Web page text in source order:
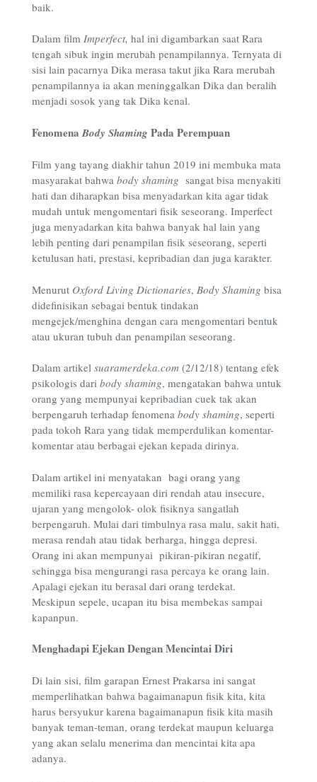
baik.
Dalam film Imperfect, hal ini digambarkan saat Rara
tengah sibuk ingin merubah penampilannya. Ternyata di
sisi lain pacarnya Dika merasa takut jika Rara merubah
penampilannya ia akan meninggalkan Dika dan beralih
menjadi sosok yang tak Dika kenal.
FenomenaBody Shaming Pada Perempuan
Film yang tayang diakhir tahun 2019 ini membuka mata
masyarakat bahwa body shaming sangat bisa menyakiti
hati dan diharapkan bisa menyadarkan kita agar tidak
mudah untuk mengomentari fisik seseorang. Imperfect
juga menyadarkan kita bahwa banyak hal lain yang
lebih penting dari penampilan fisik seseorang, seperti
ketulusan hati, prestasi, kepribadian dan juga karakter.
Menurut Oxford Living Dictionaries, Body Shaming bisa
didefinisikan sebagai bentuk tindakan
mengejek/menghina dengan cara mengomentari bentuk
atau ukuran tubuh dan penampilan seseorang.
Dalam artikel suaramerdeka.com (2/12/18) tentang efek
psikologis dari body shaming, mengatakan bahwa untuk
orang yang mempunyai kepribadian cuek tak akan
berpengaruh terhadap fenomena body shaming, seperti
pada tokoh Rara yang tidak memperdulikan komentar-
komentar atau berbagai ejekan kepada dirinya.
Dalam artikel ini menyatakan bagi orang yang
memiliki rasa kepercayaan diri rendah atau insecure,
ujaran yang mengolok- olok fisiknya sangatlah
berpengaruh. Mulai dari timbulnya rasa malu, sakit hati,
merasa rendah atau tidak berharga, hingga depresi.
Orang ini akan mempunyai pikiran-pikiran negatif,
sehingga bisa mengurangi rasa percaya ke orang lain.
Apalagi ejekan itu berasal dari orang terdekat.
Meskipun sepele, ucapan itu bisa membekas sampai
kapanpun.
Menghadapi Ejekan Dengan Mencintai Diri
Di lain sisi, film garapan Ernest Prakarsa ini sangat
memperlihatkan bahwa bagaimanapun fisik kita, kita
harus bersyukur karena bagaimanapun fisik kita masih
banyak teman-teman, orang terdekat maupun keluarga
yang akan selalu menerima dan mencintai kita apa
adanya.